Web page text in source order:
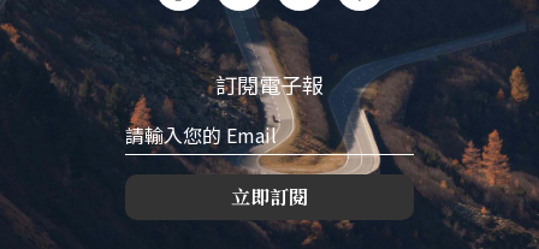
訂閱電子報
立即訂閱